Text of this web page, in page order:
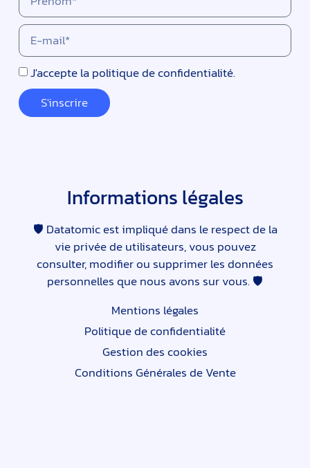
J'acceptela politique de confidentialité.
S'inscrire
Informations légales
🛡 Datatomic est impliqué dans le respect de la
vie privée de utilisateurs, vous pouvez
consulter, modifier ou supprimer les données
personnelles que nous avons sur vous. 🛡
Mentions légales
Politique de confidentialité
Gestion des cookies
Conditions Générales de Vente